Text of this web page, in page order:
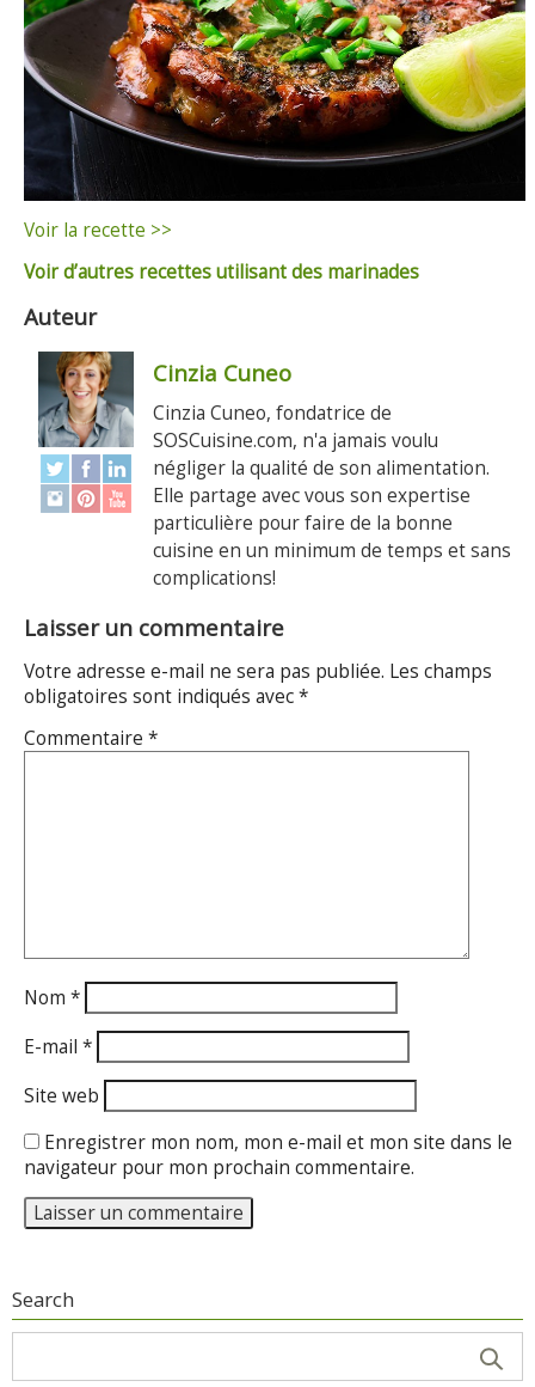
Voir la recette >>
Voir d’autres recettes utilisant des marinades
Auteur
Cinzia Cuneo
Cinzia Cuneo, fondatrice de
SOSCuisine.com, n'a jamais voulu
négliger la qualité de son alimentation.
Elle partage avec vous son expertise
particulière pour faire de la bonne
cuisine en un minimum de temps et sans
complications!
Laisser un commentaire
Votre adresse e-mail ne sera pas publiée. Les champs
obligatoires sont indiqués avec*
Commentaire *
Nom *
E-mail *
Site web
Enregistrer mon nom, mon e-mail et mon site dans le
navigateur pour mon prochain commentaire.
Search